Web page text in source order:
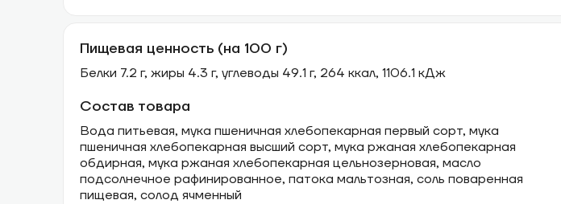
Пищевая ценность (на 100 г)
Белки 7.2 г, жиры 4.3 г, углеводы 49.1 г, 264 ккал, 1106.1 кДж
Состав товара
Вода питьевая, мука пшеничная хлебопекарная первый сорт, мука
пшеничная хлебопекарная высший сорт, мука ржаная хлебопекарная
обдирная, мука ржаная хлебопекарная цельнозерновая, масло
подсолнечное рафинированное, патока мальтозная, соль поваренная
пищевая, солод ячменный